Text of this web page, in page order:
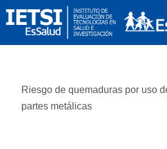
Riesgo de quemaduras por uso
partes metálicas